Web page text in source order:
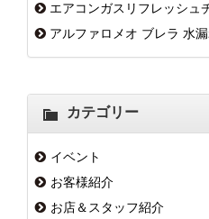
エアコンガスリフレッシュ
アルファロメオ ブレラ 水
カテゴリー
イベント
お客様紹介
お店＆スタッフ紹介